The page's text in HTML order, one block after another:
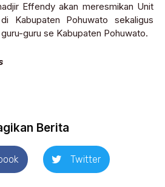
Effendy akan meresmikan Unit
Kabupaten Pohuwato sekaligus
guru se Kabupaten Pohuwato.
Berita
Twitter